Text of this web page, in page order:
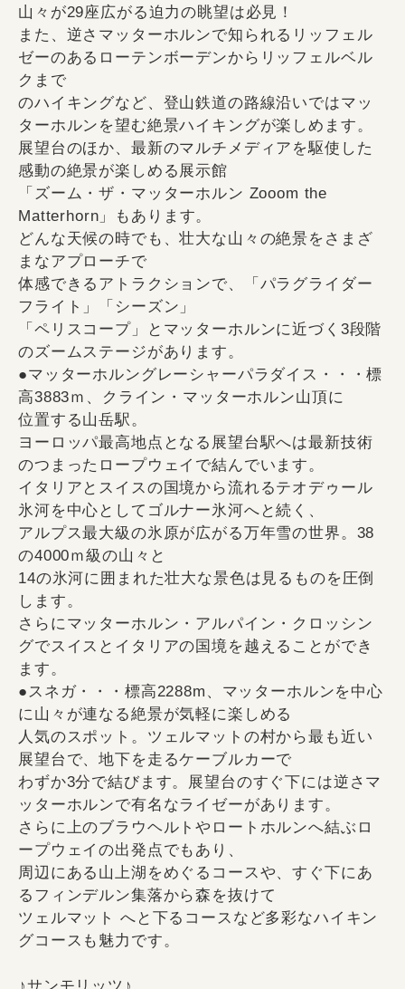
山々が29座広がる迫力の眺望は必見！
また、逆さマッターホルンで知られるリッフェル
ゼーのあるローテンボーデンからリッフェルベル
クまで
のハイキングなど、登山鉄道の路線沿いではマッ
ターホルンを望む絶景ハイキングが楽しめます。
展望台のほか、最新のマルチメディアを駆使した
感動の絶景が楽しめる展示館
「ズーム・ザ・マッターホルン Zooom the
Matterhorn」もあります。
どんな天候の時でも、壮大な山々の絶景をさまざ
まなアプローチで
体感できるアトラクションで、「パラグライダー
フライト」「シーズン」
「ペリスコープ」とマッターホルンに近づく3段階
のズームステージがあります。
●マッターホルングレーシャーパラダイス・・・標
高3883ｍ、クライン・マッターホルン山頂に
位置する山岳駅。
ヨーロッパ最高地点となる展望台駅へは最新技術
のつまったロープウェイで結んでいます。
イタリアとスイスの国境から流れるテオデゥール
氷河を中心としてゴルナー氷河へと続く、
アルプス最大級の氷原が広がる万年雪の世界。38
の4000ｍ級の山々と
14の氷河に囲まれた壮大な景色は見るものを圧倒
します。
さらにマッターホルン・アルパイン・クロッシン
グでスイスとイタリアの国境を越えることができ
ます。
●スネガ・・・標高2288m、マッターホルンを中心
に山々が連なる絶景が気軽に楽しめる
人気のスポット。ツェルマットの村から最も近い
展望台で、地下を走るケーブルカーで
わずか3分で結びます。展望台のすぐ下には逆さマ
ッターホルンで有名なライゼーがあります。
さらに上のブラウヘルトやロートホルンへ結ぶロ
ープウェイの出発点でもあり、
周辺にある山上湖をめぐるコースや、すぐ下にあ
るフィンデルン集落から森を抜けて
ツェルマット へと下るコースなど多彩なハイキン
グコースも魅力です。